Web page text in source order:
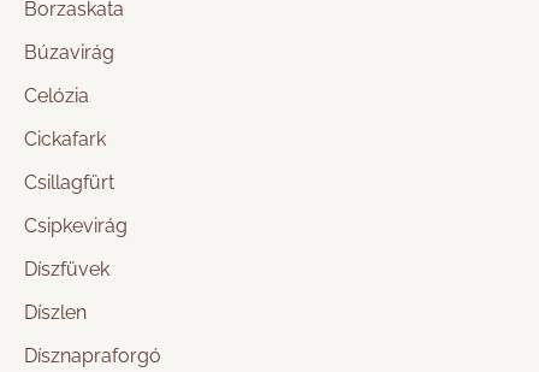
Borzaskata
Búzavirág
Celózia
Cickafark
Csillagfürt
Csipkevirág
Díszfüvek
Díszlen
Dísznapraforgó